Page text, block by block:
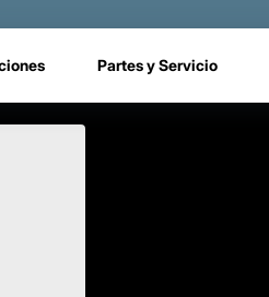
Partes y Servicio